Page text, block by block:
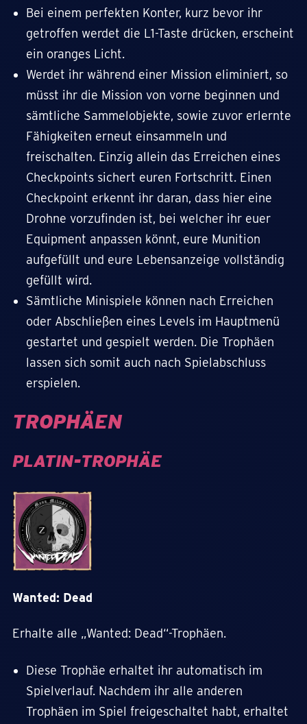
Bei einem perfekten Konter, kurz bevor ihr
getroffen werdet die L1-Taste drücken, erscheint
ein oranges Licht.
Werdet ihr während einer Mission eliminiert, so
müsst ihr die Mission von vorne beginnen und
sämtliche Sammelobjekte, sowie zuvor erlernte
Fähigkeiten erneut einsammeln und
freischalten. Einzig allein das Erreichen eines
Checkpoints sichert euren Fortschritt. Einen
Checkpoint erkennt ihr daran, dass hier eine
Drohne vorzufinden ist, bei welcher ihr euer
Equipment anpassen könnt, eure Munition
aufgefüllt und eure Lebensanzeige vollständig
gefüllt wird.
Sämtliche Minispiele können nach Erreichen
oder Abschließen eines Levels im Hauptmenü
gestartet und gespielt werden. Die Trophäen
lassen sich somit auch nach Spielabschluss
erspielen.
TROPHÄEN
PLATIN-TROPHÄE
Wanted: Dead
Erhalte alle „Wanted: Dead“-Trophäen.
Diese Trophäe erhaltet ihr automatisch im
Spielverlauf. Nachdem ihr alle anderen
Trophäen im Spiel freigeschaltet habt, erhaltet